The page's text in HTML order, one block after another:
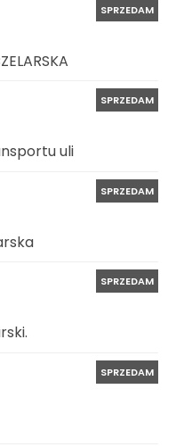
SPRZEDAM
SPRZEDAM
uli
SPRZEDAM
SPRZEDAM
SPRZEDAM